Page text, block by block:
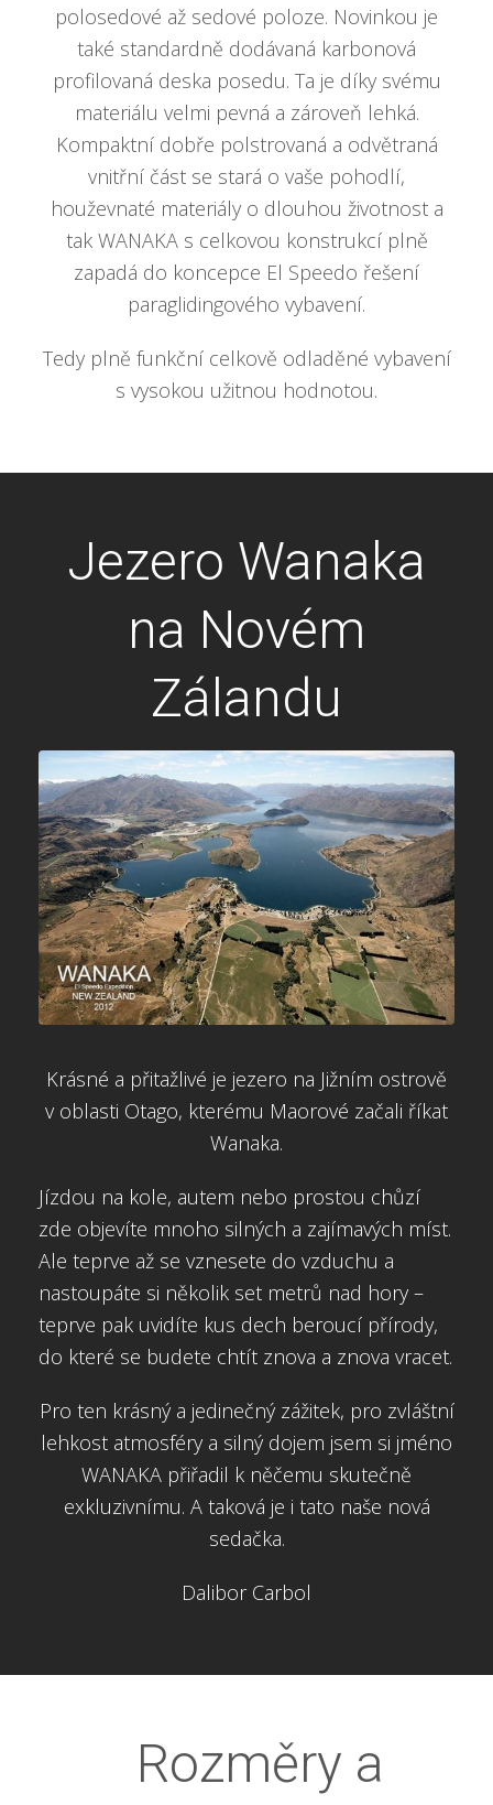
polosedové až sedové poloze. Novinkou je
také standardně dodávaná karbonová
profilovaná deska posedu. Ta je díky svému
materiálu velmi pevná a zároveň lehká.
Kompaktní dobře polstrovaná a odvětraná
vnitřní část se stará o vaše pohodlí,
houževnaté materiály o dlouhou životnost a
tak WANAKA s celkovou konstrukcí plně
zapadá do koncepce El Speedo řešení
paraglidingového vybavení.
Tedy plně funkční celkově odladěné vybavení
s vysokou užitnou hodnotou.
Jezero Wanaka
na Novém
Zálandu
Krásné a přitažlivé je jezero na Jižním ostrově
v oblasti Otago, kterému Maorové začali říkat
Wanaka.
Jízdou na kole, autem nebo prostou chůzí
zde objevíte mnoho silných a zajímavých míst.
Ale teprve až se vznesete do vzduchu a
nastoupáte si několik set metrů nad hory –
teprve pak uvidíte kus dech beroucí přírody,
do které se budete chtít znova a znova vracet.
Pro ten krásný a jedinečný zážitek, pro zvláštní
lehkost atmosféry a silný dojem jsem si jméno
WANAKA přiřadil k něčemu skutečně
exkluzivnímu. A taková je i tato naše nová
sedačka.
Dalibor Carbol
Rozměry a